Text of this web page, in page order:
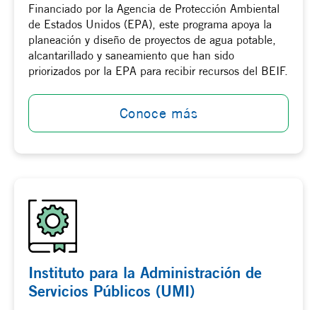
Financiado por la Agencia de Protección Ambiental
de Estados Unidos (EPA), este programa apoya la
planeación y diseño de proyectos de agua potable,
alcantarillado y saneamiento que han sido
priorizados por la EPA para recibir recursos del BEIF.
Conoce más
Instituto para la Administración de
Servicios Públicos (UMI)